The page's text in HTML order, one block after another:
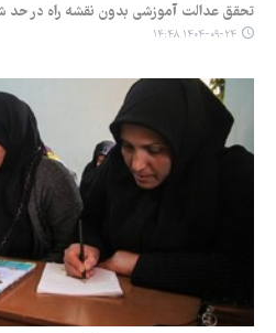
تحقق عدالت آموزشی بدون نقشه راه در حد
۱۴۰۴-۰۹-۲۴ ۱۴:۴۸